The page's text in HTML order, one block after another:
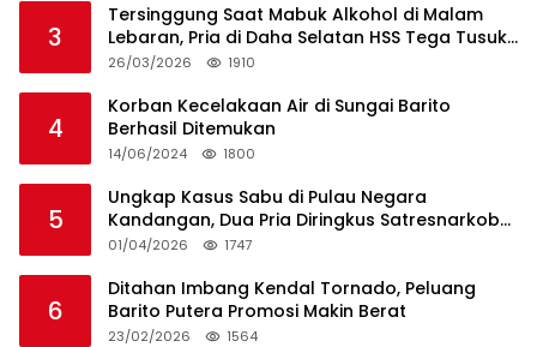
3
Tersinggung Saat Mabuk Alkohol di Malam
Lebaran, Pria di Daha Selatan HSS Tega Tusuk
Teman Sendiri
26/03/2026 1910
4
Korban Kecelakaan Air di Sungai Barito
Berhasil Ditemukan
14/06/2024 1800
5
Ungkap Kasus Sabu di Pulau Negara
Kandangan, Dua Pria Diringkus Satresnarkoba
HSS
01/04/2026 1747
6
Ditahan Imbang Kendal Tornado, Peluang
Barito Putera Promosi Makin Berat
23/02/2026 1564